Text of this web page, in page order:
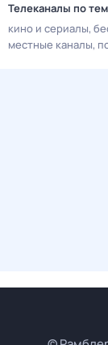
Телеканалы по
кино и сериалы
местные каналы